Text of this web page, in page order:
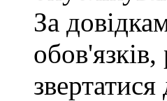
За